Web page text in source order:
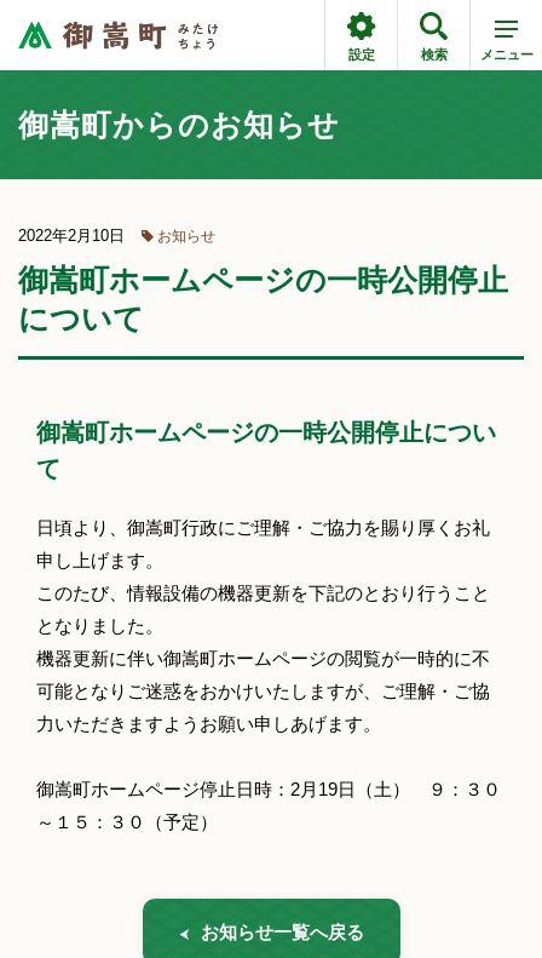
設定 検索 メニュー
御嵩町からのお知らせ
2022年2月10日 お知らせ
御嵩町ホームページの一時公開停止
について
御嵩町ホームページの一時公開停止につい
て
日頃より、御嵩町行政にご理解・ご協力を賜り厚くお礼
申し上げます。
このたび、情報設備の機器更新を下記のとおり行うこと
となりました。
機器更新に伴い御嵩町ホームページの閲覧が一時的に不
可能となりご迷惑をおかけいたしますが、ご理解・ご協
力いただきますようお願い申しあげます。
御嵩町ホームページ停止日時：2月19日（土） ９：３０
～１５：３０（予定）
お知らせ一覧へ戻る